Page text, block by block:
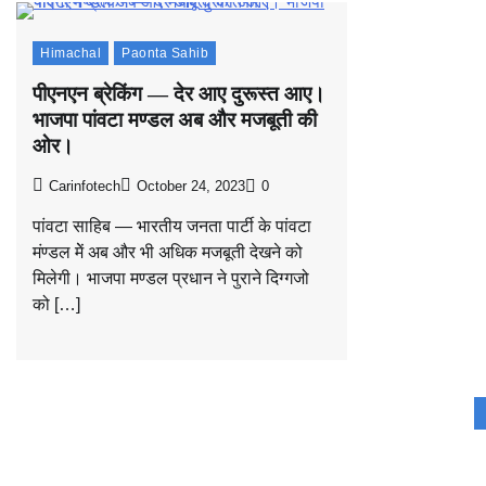
Himachal Paonta Sahib
पीएनएन ब्रेकिंग — देर आए दुरूस्त आए।
भाजपा पांवटा मण्डल अब और मजबूती की
ओर।
Carinfotech October 24, 2023 0
पांवटा साहिब — भारतीय जनता पार्टी के पांवटा
मंण्डल मेें अब और भी अधिक मजबूती देखने को
मिलेगी। भाजपा मण्डल प्रधान ने पुराने दिग्गजो
को […]